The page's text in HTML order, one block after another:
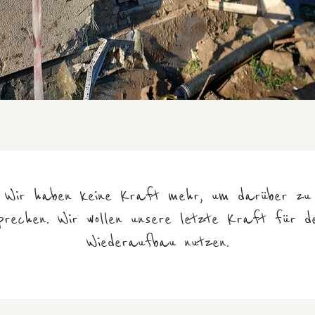
Wir haben keine Kraft mehr, um darüber zu
Wir wollen unsere letzte Kraft für
Wiederaufbau nutzen.